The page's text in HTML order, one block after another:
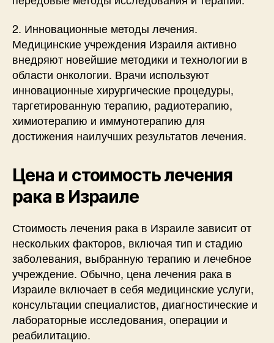
2. Инновационные методы лечения.
Медицинские учреждения Израиля активно
внедряют новейшие методики и технологии в
области онкологии. Врачи используют
инновационные хирургические процедуры,
таргетированную терапию, радиотерапию,
химиотерапию и иммунотерапию для
достижения наилучших результатов лечения.
Цена и стоимость лечения
рака в Израиле
Стоимость лечения рака в Израиле зависит от
нескольких факторов, включая тип и стадию
заболевания, выбранную терапию и лечебное
учреждение. Обычно, цена лечения рака в
Израиле включает в себя медицинские услуги,
консультации специалистов, диагностические и
лабораторные исследования, операции и
реабилитацию.